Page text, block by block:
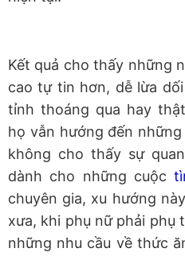
Kết quả cho thấy những
cao tự tin hơn, dễ lừa
tỉnh thoáng qua hay
họ vẫn hướng đến
không cho thấy sự
dành cho những cuộc
chuyên gia, xu hướng
xưa, khi phụ nữ phải phụ
những nhu cầu về thức